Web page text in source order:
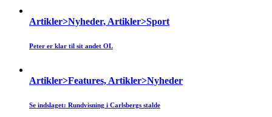
Artikler>Nyheder, Artikler>Sport
Peter er klar til sit andet OL
Artikler>Features, Artikler>Nyheder
Se indslaget: Rundvisning i Carlsbergs stalde